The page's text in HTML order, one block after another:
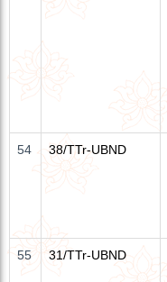
54 38/TTr-UBND
55 31/TTr-UBND